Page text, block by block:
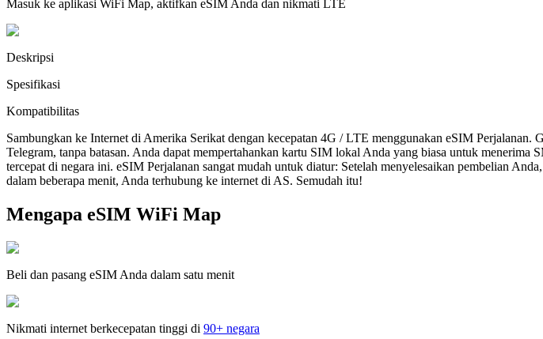
Masuk ke aplikasi WiFi Map, aktifkan eSIM Anda dan nikmati LTE
Deskripsi
Spesifikasi
Kompatibilitas
Sambungkan ke Internet di Amerika Serikat dengan kecepatan 4G / LTE menggunakan eSIM
Telegram, tanpa batasan. Anda dapat mempertahankan kartu SIM lokal Anda yang biasa untuk
tercepat di negara ini. eSIM Perjalanan sangat mudah untuk diatur: Setelah menyelesaikan pembelian
dalam beberapa menit, Anda terhubung ke internet di AS. Semudah itu!
Mengapa eSIM WiFi Map
Beli dan pasang eSIM Anda dalam satu menit
Nikmati internet berkecepatan tinggi di 90+ negara